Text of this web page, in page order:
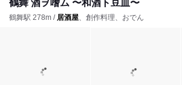
鶴舞 酒ヲ嗜ム 〜和酒ト豆皿〜
鶴舞駅 278m / 居酒屋、創作料理、おでん